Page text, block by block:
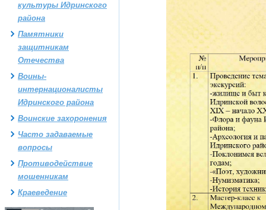
культуры Идринского
района
Памятники
защитникам
Отечества
Воины-
интернационалисты
Идринского района
Воинские захоронения
Часто задаваемые
вопросы
Противодействие
мошенникам
Краеведение